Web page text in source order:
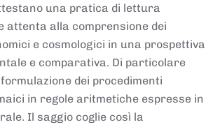
una pratica di lettura
attenta alla comprensione dei
e cosmologici in una prospettiva
e comparativa. Di particolare
dei procedimenti
in regole aritmetiche espresse in
Il saggio coglie così la